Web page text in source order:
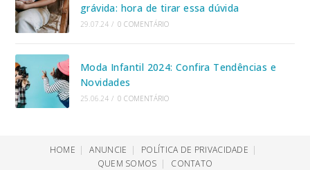
grávida: hora de tirar essa dúvida
29.07.24 / 0 COMENTÁRIO
Moda Infantil 2024: Confira Tendências e
Novidades
25.06.24 / 0 COMENTÁRIO
HOME ANUNCIE
POLÍTICA DE PRIVACIDADE
QUEM SOMOS
CONTATO